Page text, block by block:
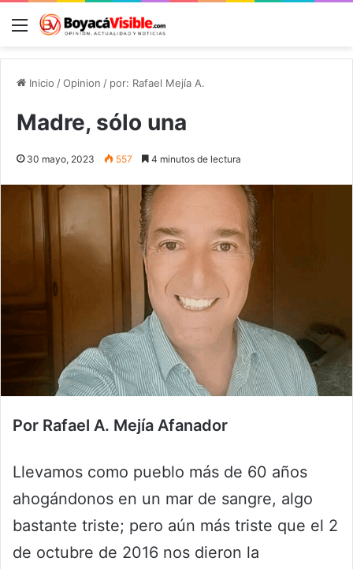
Menú
Inicio /Opinion / por: Rafael Mejía A.
Madre, sólo una
30 mayo, 2023 557 4 minutos de lectura
Por Rafael A. Mejía Afanador
Llevamos como pueblo más de 60 años
ahogándonos en un mar de sangre, algo
bastante triste; pero aún más triste que el 2
de octubre de 2016 nos dieron la